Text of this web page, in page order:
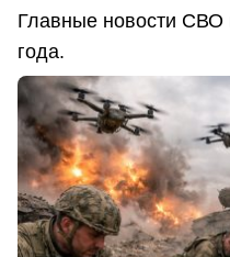
Главные новости СВО
года.